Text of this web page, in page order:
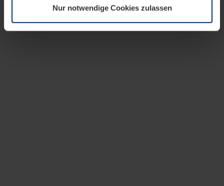
Datenschutzerklärungunserer Website ändern oder
widerrufen.
Nur notwendige Cookies zulassen